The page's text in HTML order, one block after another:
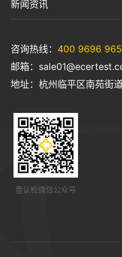
新闻资讯
咨询热线： 400 9696 965
邮箱：
地址：杭州临平区南苑街
壹认检微信公众号